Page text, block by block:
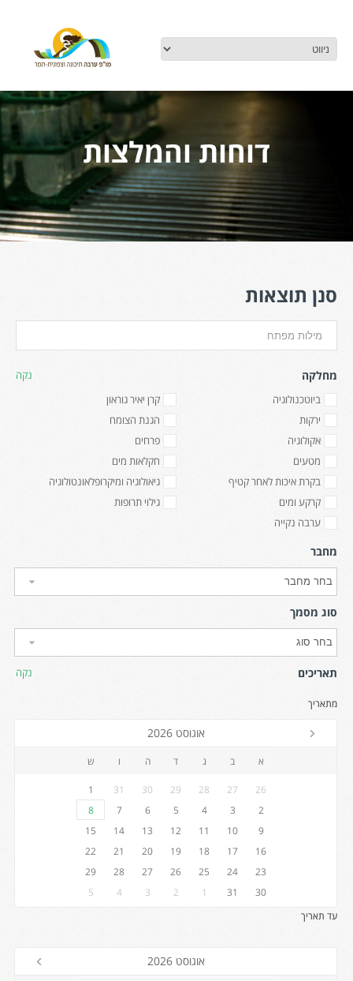
דוחות והמלצות
סנן תוצאות
מחלקה
נקה
ביוטכנולוגיה
קרן יאיר גוראון
ירקות
הגנת הצומח
אקולוגיה
פרחים
מטעים
חקלאות מים
בקרת איכות לאחר קטיף
גיאולוגיה ומיקרופלאונטולוגיה
קרקע ומים
גילוי תרופות
ערבה נקייה
מחבר
סוג מסמך
תאריכים נקה
מתאריך
עד תאריך
אוגוסט 2026
א ב ג ד ה ו ש
26
27
28
29
30
31
1
2
3
4
5
6
7
8
9
10
11
12
13
14
15
16
17
18
19
20
21
22
23
24
25
26
27
28
29
30
31
1
2
3
4
5
אוגוסט 2026